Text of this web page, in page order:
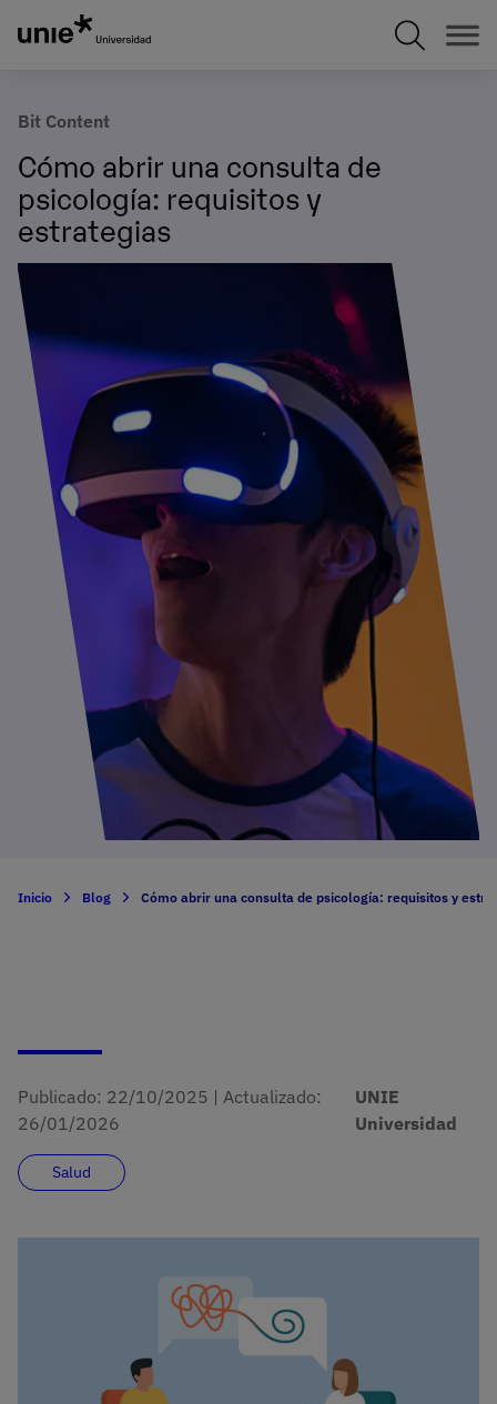
Bit Content
Cómo abrir una consulta de
psicología: requisitos y
estrategias
Inicio Blog Cómo abrir una consulta de psicología: requisitos y
Publicado: 22/10/2025 | Actualizado:
26/01/2026
UNIE
Universidad
Salud